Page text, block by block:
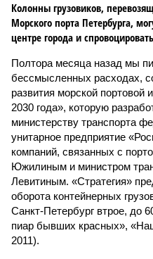
Колонны грузовиков,
Морского порта Петербурга,
центре города и
Полтора месяца назад мы
бессмысленных расходах,
развития морской портовой
2030 года», которую
министерству транспорта
унитарное предприятие
компаний, связанных с
Южилиным и министром
Левитиным. «Стратегия»
оборота контейнерных
Санкт-Петербург втрое, до
пиар бывших красных»,
2011).